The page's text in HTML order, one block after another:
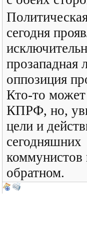
сегодня
прозападная
оппозиция
Кто-то может
КПРФ, но,
цели и
сегодняшних
коммунистов
обратном.